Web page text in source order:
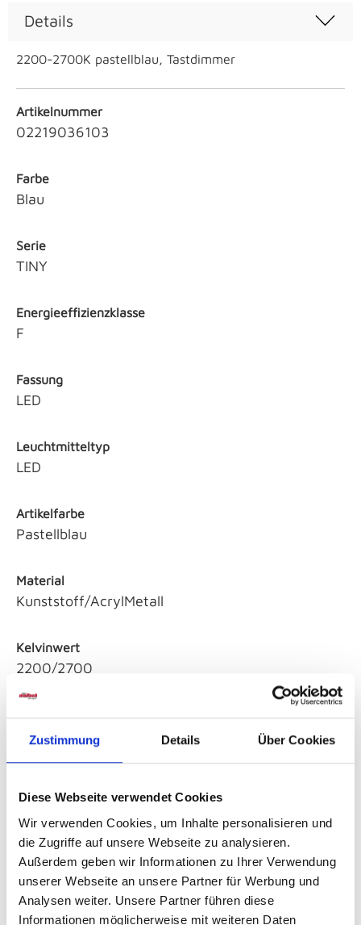
Zustimmung Details Über Cookies
Diese Webseite verwendet Cookies
Wir verwenden Cookies, um Inhalte personalisieren und
die Zugriffe auf unsere Webseite zu analysieren.
Außerdem geben wir Informationen zu Ihrer Verwendung
unserer Webseite an unsere Partner für Werbung und
Analysen weiter. Unsere Partner führen diese
Informationen möglicherweise mit weiteren Daten
Details
2200-2700K pastellblau, Tastdimmer
Artikelnummer
02219036103
Farbe
Blau
Serie
TINY
Energieeffizienzklasse
F
Fassung
LED
Leuchtmitteltyp
LED
Artikelfarbe
Pastellblau
Material
Kunststoff/AcrylMetall
Kelvinwert
2200/2700
Leuchtmittel inklusive
Das Leuchtmittel ist bereits enthalten